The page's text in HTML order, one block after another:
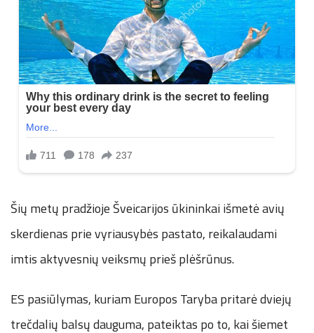
Šių metų pradžioje Šveicarijos ūkininkai išmetė avių
skerdienas prie vyriausybės pastato, reikalaudami
imtis aktyvesnių veiksmų prieš plėšrūnus.
ES pasiūlymas, kuriam Europos Taryba pritarė dviejų
trečdalių balsų dauguma, pateiktas po to, kai šiemet